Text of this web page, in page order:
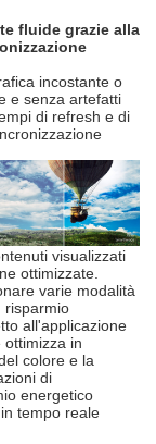
fluide grazie alla
incostante o
e senza artefatti
di refresh e di
visualizzati
ottimizzate.
varie modalità
risparmio
all'applicazione
ottimizza in
colore e la
di
energetico
tempo reale